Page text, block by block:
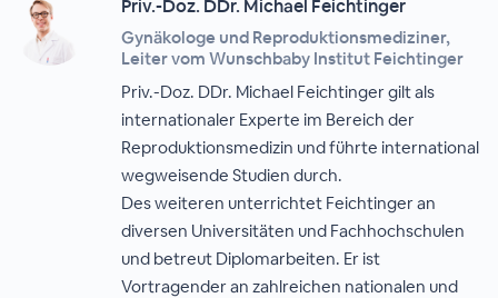
Priv.-Doz. DDr. Michael Feichtinger
Gynäkologe und Reproduktionsmediziner,
Leiter vom Wunschbaby Institut Feichtinger
Priv.-Doz. DDr. Michael Feichtinger gilt als
internationaler Experte im Bereich der
Reproduktionsmedizin und führte international
wegweisende Studien durch.
Des weiteren unterrichtet Feichtinger an
diversen Universitäten und Fachhochschulen
und betreut Diplomarbeiten. Er ist
Vortragender an zahlreichen nationalen und